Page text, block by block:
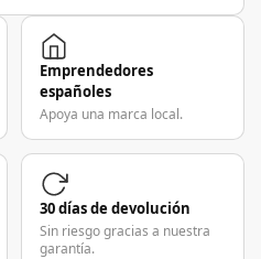
Emprendedores
españoles
Apoya una marca local.
30 días de devolución
Sin riesgo gracias a nuestra
garantía.